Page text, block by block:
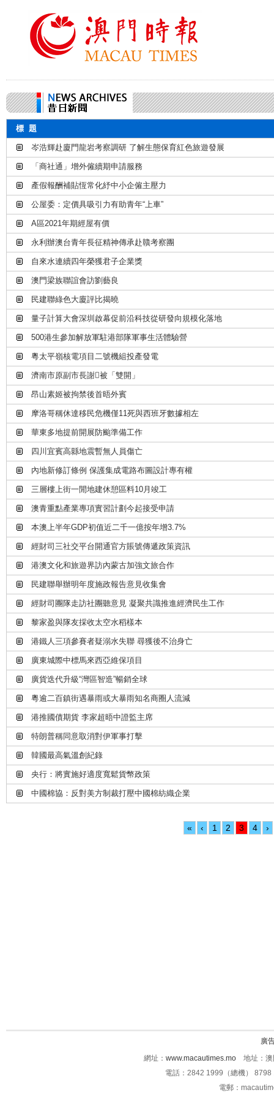
標 題
岑浩輝赴廈門龍岩考察調研 了解生態保育紅色旅遊發展
「商社通」增外僱續期申請服務
產假報酬補貼恆常化紓中小企僱主壓力
公屋委：定價具吸引力有助青年“上車”
A區2021年期經屋有價
永利辦澳台青年長征精神傳承赴贛考察團
自來水連續四年榮獲君子企業獎
澳門梁族聯誼會訪劉藝良
民建聯綠色大廈評比揭曉
量子計算大會深圳啟幕促前沿科技從研發向規模化落地
500港生參加解放軍駐港部隊軍事生活體驗營
粵太平嶺核電項目二號機組投產發電
濟南市原副市長謝被「雙開」
昂山素姬被拘禁後首晤外賓
摩洛哥稱休達移民危機僅11死與西班牙數據相左
華東多地提前開展防颱準備工作
四川宜賓高縣地震暫無人員傷亡
內地新修訂條例 保護集成電路布圖設計專有權
三層樓上街一閒地建休憩區料10月竣工
澳青重點產業專項實習計劃今起接受申請
本澳上半年GDP初值近二千一億按年增3.7%
經財司三社交平台開通官方賬號傳遞政策資訊
港澳文化和旅遊界訪內蒙古加強文旅合作
民建聯舉辦明年度施政報告意見收集會
經財司團隊走訪社團聽意見 凝聚共識推進經濟民生工作
黎家盈與隊友採收太空水稻樣本
港鐵人三項參賽者疑溺水失聯 尋獲後不治身亡
廣東城際中標馬來西亞維保項目
廣貨迭代升級“灣區智造”暢銷全球
粵逾二百鎮街遇暴雨或大暴雨知名商圈人流減
港推國債期貨 李家超晤中證監主席
特朗普稱同意取消對伊軍事打擊
韓國最高氣溫創紀錄
央行：將實施好適度寬鬆貨幣政策
中國棉協：反對美方制裁打壓中國棉紡織企業
« ‹ 1 2 3 4 ›
廣
網址： www.macautimes.mo 地址：澳
電話：2842 1999（總機）
電郵：